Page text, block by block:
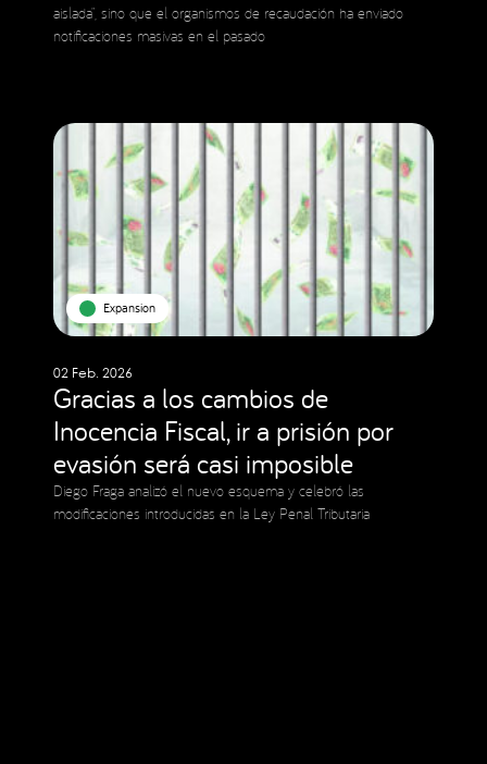
aislada”, sino que el organismos de recaudación ha enviado
notificaciones masivas en el pasado
Expansion
02 Feb. 2026
Gracias a los cambios de
Inocencia Fiscal, ir a prisión por
evasión será casi imposible
Diego Fraga analizó el nuevo esquema y celebró las
modificaciones introducidas en la Ley Penal Tributaria